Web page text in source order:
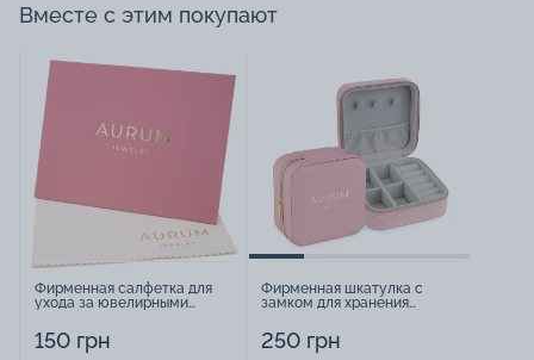
Вместе с этим покупают
Фирменная салфетка для
ухода за ювелирными
150 грн
Фирменная шкатулка с
замком для хранения
250 грн